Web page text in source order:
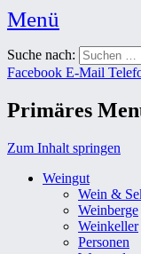
Menü
Weingut Karl Friedrich
Das Weingut im
Suche nach:
Facebook E-Mail
Primäres
Zum Inhalt springen
Weingut
Wein &
Weinberge
Weinkeller
Personen